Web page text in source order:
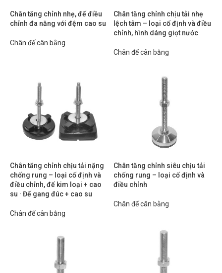
Chân tăng chỉnh nhẹ, đế điều
chỉnh đa năng với đệm cao su
Chân đế cân bằng
Chân tăng chỉnh chịu tải nhẹ
lệch tâm – loại cố định và điều
chỉnh, hình dáng giọt nước
Chân đế cân bằng
Chân tăng chỉnh chịu tải nặng
chống rung – loại cố định và
điều chỉnh, đế kim loại + cao
su · Đế gang đúc + cao su
Chân đế cân bằng
Chân tăng chỉnh siêu chịu tải
chống rung – loại cố định và
điều chỉnh
Chân đế cân bằng